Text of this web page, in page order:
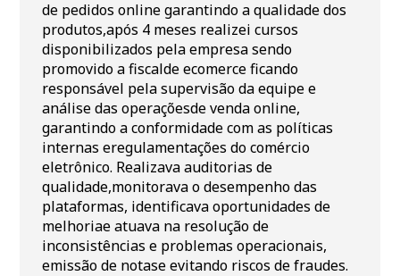
de pedidos online garantindo a qualidade dos
produtos,após 4 meses realizei cursos
disponibilizados pela empresa sendo
promovido a fiscalde ecomerce ficando
responsável pela supervisão da equipe e
análise das operaçõesde venda online,
garantindo a conformidade com as políticas
internas eregulamentações do comércio
eletrônico. Realizava auditorias de
qualidade,monitorava o desempenho das
plataformas, identificava oportunidades de
melhoriae atuava na resolução de
inconsistências e problemas operacionais,
emissão de notase evitando riscos de fraudes.